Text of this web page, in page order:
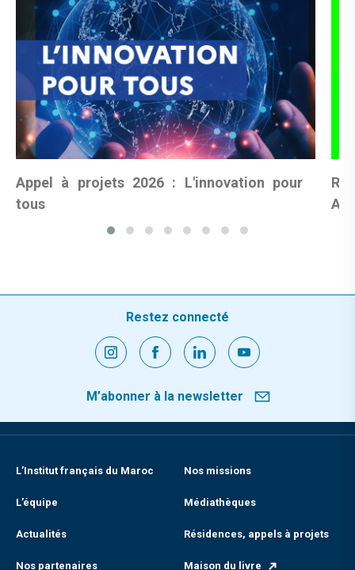
Appel à projets 2026 : L'innovation pour
tous
Restez connecté
M’abonner à la newsletter
L’Institut français du Maroc Nos missions
L’équipe Médiathèques
Actualités Résidences, appels à projets
Nos partenaires Maison du livre